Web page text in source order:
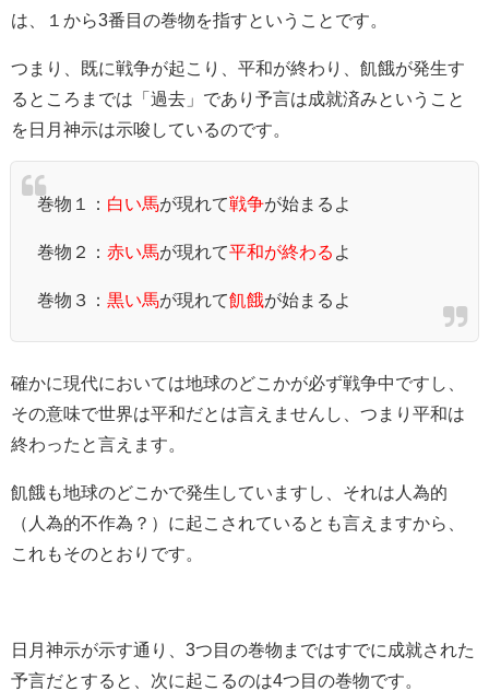
は、１から3番目の巻物を指すということです。
つまり、既に戦争が起こり、平和が終わり、飢餓が発生す
るところまでは「過去」であり予言は成就済みということ
を日月神示は示唆しているのです。
巻物１： 白い馬が現れて戦争が始まるよ
巻物２： 赤い馬が現れて平和が終わる よ
巻物３： 黒い馬が現れて飢餓が始まるよ
確かに現代においては地球のどこかが必ず戦争中ですし、
その意味で世界は平和だとは言えませんし、つまり平和は
終わったと言えます。
飢餓も地球のどこかで発生していますし、それは人為的
（人為的不作為？）に起こされているとも言えますから、
これもそのとおりです。
日月神示が示す通り、3つ目の巻物まではすでに成就された
予言だとすると、次に起こるのは4つ目の巻物です。